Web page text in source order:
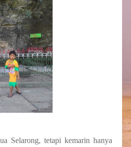
Selarong, tetapi kemarin hanya